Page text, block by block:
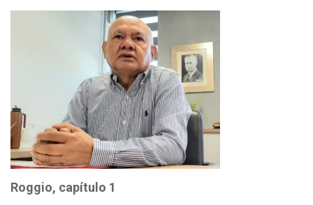
Roggio, capítulo 1